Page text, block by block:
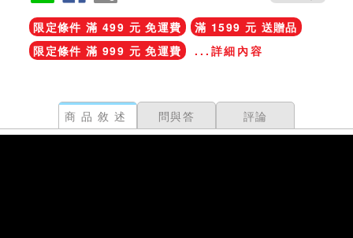
限定條件 滿 499 元 免運費
滿 1599 元 送贈品
限定條件 滿 999 元 免運費
...詳細內容
商品敘述 問與答 評論